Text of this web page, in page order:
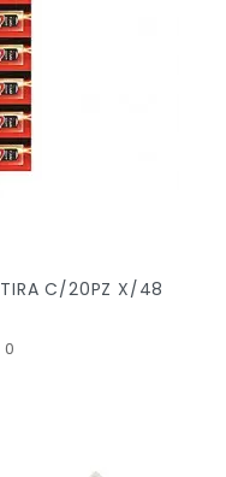
TIRA C/20PZ X/48
0